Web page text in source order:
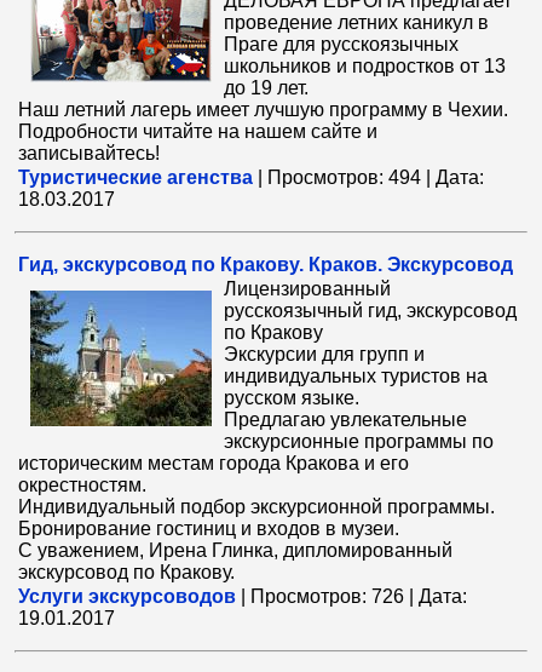
проведение летних каникул в
Праге для русскоязычных
школьников и подростков от 13
до 19 лет.
Наш летний лагерь имеет лучшую программу в Чехии.
Подробности читайте на нашем сайте и
записывайтесь!
Туристические агенства
Просмотров: 494
Дата:
18.03.2017
Гид, экскурсовод по Кракову. Краков. Экскурсовод
Лицензированный
русскоязычный гид, экскурсовод
по Кракову
Экскурсии для групп и
индивидуальных туристов на
русском языке.
Предлагаю увлекательные
экскурсионные программы по
историческим местам города Кракова и его
окрестностям.
Индивидуальный подбор экскурсионной программы.
Бронирование гостиниц и входов в музеи.
С yважением, Ирена Глинка, дипломированный
экскурсовод по Кракову.
Услуги экскурсоводов
Просмотров: 726
Дата:
19.01.2017